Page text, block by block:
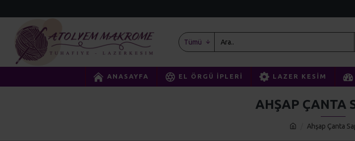
Tümü
ANASAYFA EL ÖRGÜ İPLERI LAZER KESIM
Ahşap Çanta
AHŞAP ÇANTA